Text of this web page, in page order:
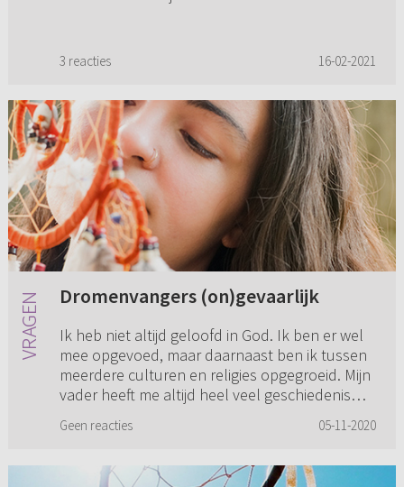
3 reacties 16-02-2021
Dromenvangers (on)gevaarlijk
Ik heb niet altijd geloofd in God. Ik ben er wel
mee opgevoed, maar daarnaast ben ik tussen
meerdere culturen en religies opgegroeid. Mijn
vader heeft me altijd heel veel geschiedenis
Geen reacties 05-11-2020